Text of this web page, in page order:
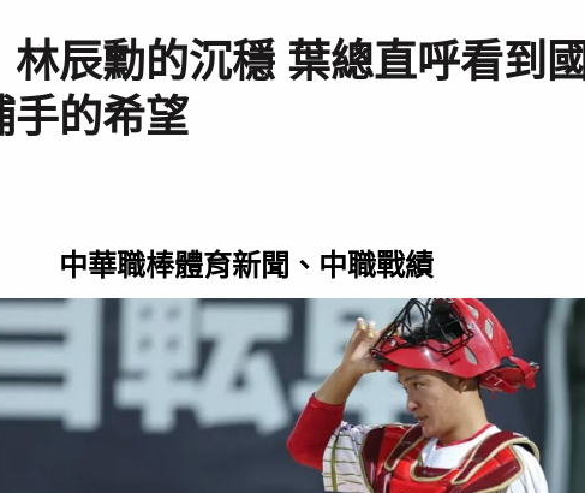
林辰勳的沉穩 葉總直呼看到國
手的希望
中華職棒體育新聞、中職戰績